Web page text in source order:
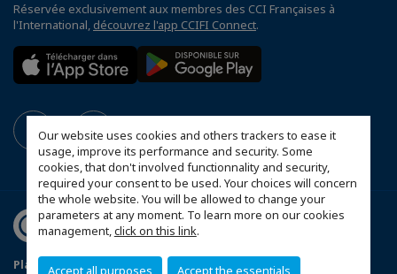
Our website uses cookies and others trackers to ease it
usage, improve its performance and security. Some
cookies, that don't involved functionnality and security,
required your consent to be used. Your choices will concern
the whole website. You will be allowed to change your
parameters at any moment. To learn more on our cookies
management,click on this link.
Accept all purposes Accept the essentials
Réservée exclusivement aux membres des CCI Françaises à
l'International, découvrez l'app CCIFI Connect.
Plan du site Mentions légales